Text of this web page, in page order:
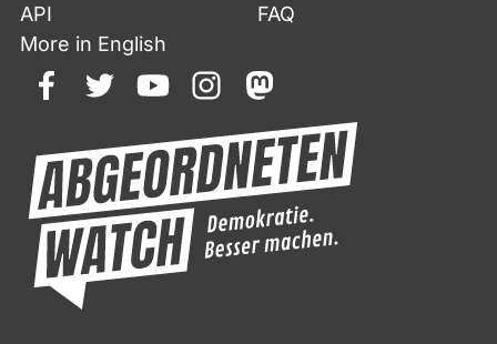
API
FAQ
More in English
facebooktwitteryoutubeinstagrammastodon